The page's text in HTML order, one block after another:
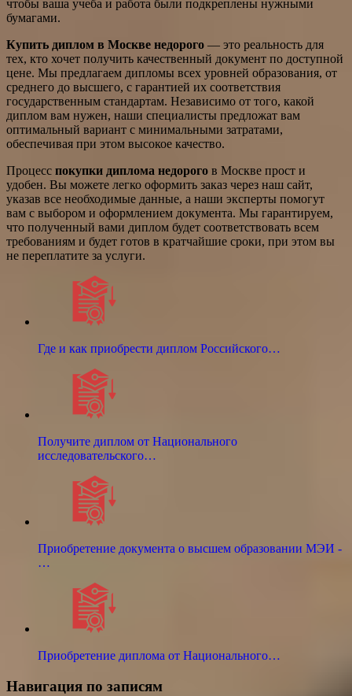
чтобы ваша учеба и работа были подкреплены нужными
бумагами.
Купить диплом в Москве недорого — это реальность для
тех, кто хочет получить качественный документ по доступной
цене. Мы предлагаем дипломы всех уровней образования, от
среднего до высшего, с гарантией их соответствия
государственным стандартам. Независимо от того, какой
диплом вам нужен, наши специалисты предложат вам
оптимальный вариант с минимальными затратами,
обеспечивая при этом высокое качество.
Процесс покупки диплома недорого в Москве прост и
удобен. Вы можете легко оформить заказ через наш сайт,
указав все необходимые данные, а наши эксперты помогут
вам с выбором и оформлением документа. Мы гарантируем,
что полученный вами диплом будет соответствовать всем
требованиям и будет готов в кратчайшие сроки, при этом вы
не переплатите за услуги.
Где и как приобрести диплом Российского…
Получите диплом от Национального
исследовательского…
Приобретение документа о высшем образовании МЭИ -
…
Приобретение диплома от Национального…
Навигация по записям